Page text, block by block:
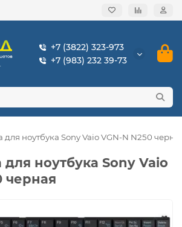
+7 (3822) 323-973
+7 (983) 232 39-73
для ноутбука Sony Vaio VGN-N N250
для ноутбука Sony Vaio
черная